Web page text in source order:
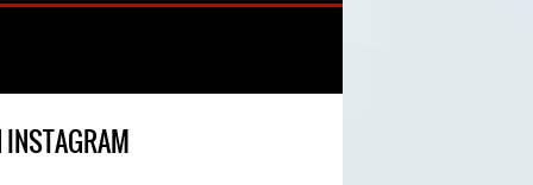
INSTAGRAM